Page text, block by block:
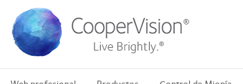
contenido
principal